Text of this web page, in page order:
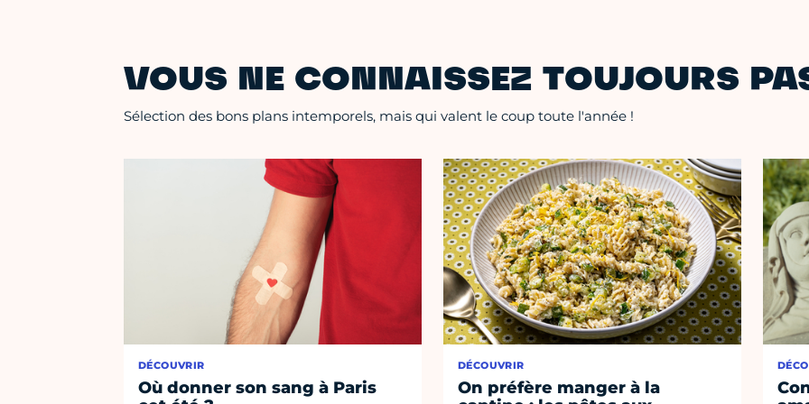
VOUS NE CONNAISSEZ TOUJOURS
Sélection des bons plans intemporels, mais qui valent le coup toute l'année !
DÉCOUVRIR
Où donner son sang à Paris
DÉCOUVRIR
On préfère manger à la